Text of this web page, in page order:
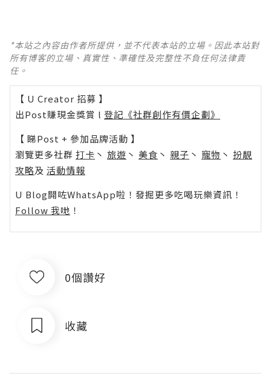
*本站之內容由作者所提供，並不代表本站的立場。因此本站對
所有博客的立場、真實性、準確性及完整性不負任何法律責
任。
【 U Creator 招募 】
出Post賺現金獎賞 l 登記《社群創作有價企劃》
【 睇Post + 參加品牌活動 】
瀏覽更多社群 打卡 丶 旅遊 丶 美食 丶 親子 丶 寵物 丶 扮靚
攻略及 活動情報
U Blog開咗WhatsApp啦！發掘更多吃喝玩樂資訊！
Follow 我哋 ！
0個讚好
收藏